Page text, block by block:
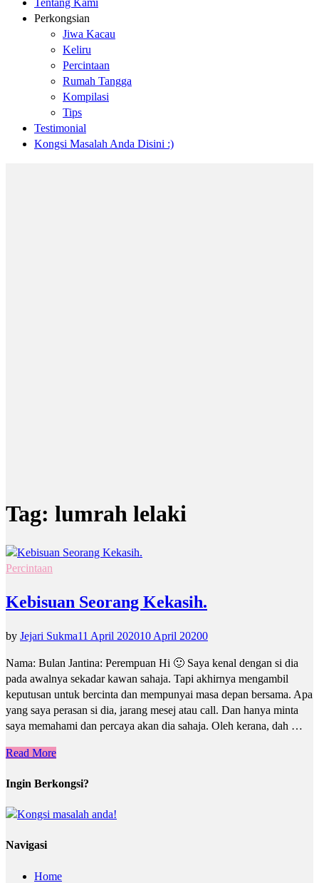
Tentang Kami
Perkongsian
Jiwa Kacau
Keliru
Percintaan
Rumah Tangga
Kompilasi
Tips
Testimonial
Kongsi Masalah Anda Disini :)
Tag: lumrah lelaki
Percintaan
Kebisuan Seorang Kekasih.
by Jejari Sukma11 April 202010 April 20200
Nama: Bulan Jantina: Perempuan Hi 🙂 Saya kenal dengan si dia
pada awalnya sekadar kawan sahaja. Tapi akhirnya mengambil
keputusan untuk bercinta dan mempunyai masa depan bersama. Apa
yang saya perasan si dia, jarang mesej atau call. Dan hanya minta
saya memahami dan percaya akan dia sahaja. Oleh kerana, dah …
Read More
Ingin Berkongsi?
Navigasi
Home